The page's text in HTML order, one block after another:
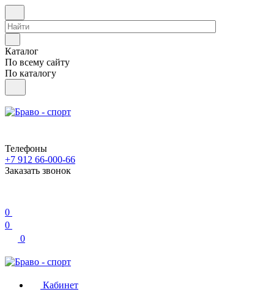
Каталог
По всему сайту
По каталогу
Телефоны
+7 912 66-000-66
Заказать звонок
0
0
0
Кабинет